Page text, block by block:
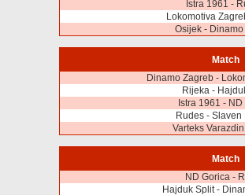
Istra 1961 -
Lokomotiva
Osijek -
Match
Dinamo Zagreb -
Rijeka -
Istra 1961 -
Rudes - Slaven
Varteks
Match
ND Gorica -
Hajduk Split -